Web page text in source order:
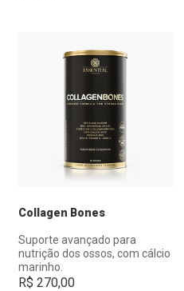
Collagen Bones
Suporte avançado para
nutrição dos ossos, com cálcio
marinho.
R$ 270,00